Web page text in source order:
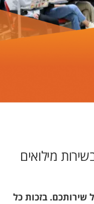
מילואים
שירותכם. בזכות כל